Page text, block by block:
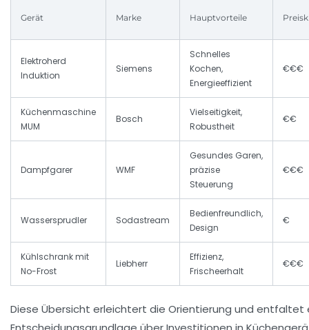
Gerät Marke Hauptvorteile
Elektroherd
Induktion
Siemens
Schnelles
Kochen,
Energieeffizient
€€€
Küchenmaschine
MUM
Bosch
Vielseitigkeit,
Robustheit
€€
Dampfgarer WMF
Gesundes Garen,
präzise
Steuerung
€€€
Wassersprudler Sodastream
Bedienfreundlich,
Design
€
Kühlschrank mit
No-Frost
Liebherr
Effizienz,
Frischeerhalt
€€€
Diese Übersicht erleichtert die Orientierung und entfaltet